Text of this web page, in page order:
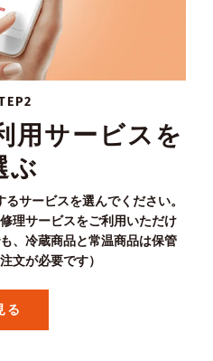
用サービスを
ぶ
サービスを選んでください。
理サービスをご利用いただけ
、冷蔵商品と常温商品は保管
文が必要です）
る